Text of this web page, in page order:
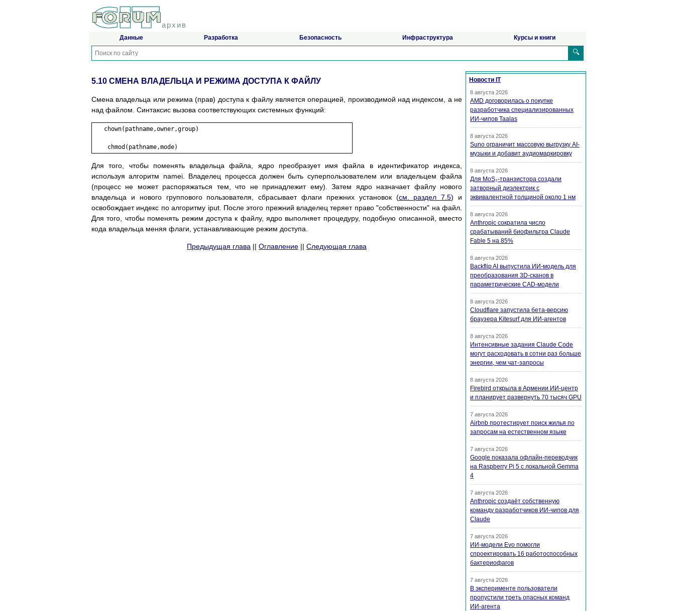
архив
Данные Разработка Безопасность Инфраструктура Курсы и книги
🔍
5.10 СМЕНА ВЛАДЕЛЬЦА И РЕЖИМА ДОСТУПА К ФАЙЛУ
Смена владельца или режима (прав) доступа к файлу является операцией, производимой над индексом, а не
над файлом. Синтаксис вызова соответствующих системных функций:
   chown(pathname,owner,group)
    chmod(pathname,mode)
Для того, чтобы поменять владельца файла, ядро преобразует имя файла в идентификатор индекса,
используя алгоритм namei. Владелец процесса должен быть суперпользователем или владельцем файла
(процесс не может распоряжаться тем, что не принадлежит ему). Затем ядро назначает файлу нового
владельца и нового группового пользователя, сбрасывает флаги прежних установок (см. раздел 7.5) и
освобождает индекс по алгоритму iput. После этого прежний владелец теряет право "собственности" на файл.
Для того, чтобы поменять режим доступа к файлу, ядро выполняет процедуру, подобную описанной, вместо
кода владельца меняя флаги, устанавливающие режим доступа.
Предыдущая глава || Оглавление || Следующая глава
Новости IT
8 августа 2026
AMD договорилась о покупке
разработчика специализированных
ИИ-чипов Taalas
8 августа 2026
Suno ограничит массовую выгрузку AI-
музыки и добавит аудиомаркировку
8 августа 2026
Для MoS₂-транзистора создали
затворный диэлектрик с
эквивалентной толщиной около 1 нм
8 августа 2026
Anthropic сократила число
срабатываний биофильтра Claude
Fable 5 на 85%
8 августа 2026
Backflip AI выпустила ИИ-модель для
преобразования 3D-сканов в
параметрические CAD-модели
8 августа 2026
Cloudflare запустила бета-версию
браузера Kitesurf для ИИ-агентов
8 августа 2026
Интенсивные задания Claude Code
могут расходовать в сотни раз больше
энергии, чем чат-запросы
8 августа 2026
Firebird открыла в Армении ИИ-центр
и планирует развернуть 70 тысяч GPU
7 августа 2026
Airbnb протестирует поиск жилья по
запросам на естественном языке
7 августа 2026
Google показала офлайн-переводчик
на Raspberry Pi 5 с локальной Gemma
4
7 августа 2026
Anthropic создаёт собственную
команду разработчиков ИИ-чипов для
Claude
7 августа 2026
ИИ-модели Evo помогли
спроектировать 16 работоспособных
бактериофагов
7 августа 2026
В эксперименте пользователи
пропустили треть опасных команд
ИИ-агента